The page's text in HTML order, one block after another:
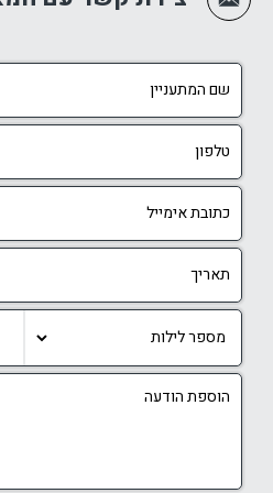
להגיע אליו גם דרך דלת
תחושת ביטחון ונוחות בזמן
במיוחד בתקופה הנוכחית,
חשוב מאוד בבחירת מקום אירוח.
מתאים גם לאירועים
לצד ההתאמה המרכזית
משפחתיות, אלוונסה פאלאס
לאירועים פרטיים ומגוונים
הגדול של המתחם, החצרות
הנפרד, החניה הפרטית